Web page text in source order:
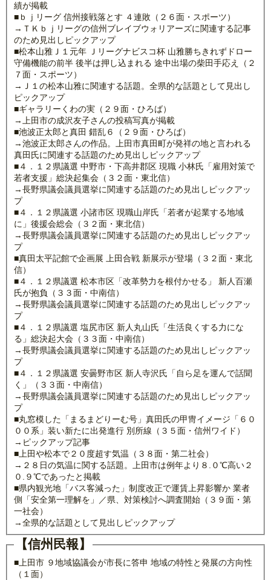
績が掲載
■ｂｊリーグ 信州接戦落とす ４連敗（２６面・スポーツ）
→ＴＫｂｊリーグの信州ブレイブウォリアーズに関連する記事
のため見出しピックアップ
■松本山雅Ｊ１元年 Ｊリーグナビスコ杯 山雅勝ちきれずドロー
守備機能の前半 後半は押し込まれる 途中出場の柴田手応え（２
７面・スポーツ）
→Ｊ１の松本山雅に関連する話題。全県的な話題として見出し
ピックアップ
■ギャラリーくわの実（２９面・ひろば）
→上田市の成沢友子さんの投稿写真が掲載
■池波正太郎と真田 錯乱６（２９面・ひろば）
→池波正太郎さんの作品。上田市真田町が発祥の地と言われる
真田氏に関連する話題のため見出しピックアップ
■４．１２県議選 中野市・下高井郡区 現職 小林氏「雇用対策で
若者支援」総決起集会（３２面・東北信）
→長野県議会議員選挙に関連する話題のため見出しピックアッ
プ
■４．１２県議選 小諸市区 現職山岸氏「若者が起業する地域
に」後援会総会（３２面・東北信）
→長野県議会議員選挙に関連する話題のため見出しピックアッ
プ
■真田太平記館で企画展 上田合戦 新展示が登場（３２面・東北
信）
■４．１２県議選 松本市区「改革勢力を根付かせる」 新人百瀬
氏が抱負（３３面・中南信）
→長野県議会議員選挙に関連する話題のため見出しピックアッ
プ
■４．１２県議選 塩尻市区 新人丸山氏「生活良くする力にな
る」総決起大会（３３面・中南信）
→長野県議会議員選挙に関連する話題のため見出しピックアッ
プ
■４．１２県議選 安曇野市区 新人寺沢氏「自ら足を運んで話聞
く」（３３面・中南信）
→長野県議会議員選挙に関連する話題のため見出しピックアッ
プ
■丸窓模した「まるまどりーむ号」真田氏の甲冑イメージ「６０
００系」装い新たに出発進行 別所線（３５面・信州ワイド）
→ピックアップ記事
■上田や松本で２０度超す気温（３８面・第二社会）
→２８日の気温に関する話題。上田市は例年より８.０℃高い２
０.９℃であったと掲載
■県内観光地「バス客減った」制度改正で運賃上昇影響か 業者
側「安全第一理解を」／県、対策検討へ調査開始（３９面・第
一社会）
→全県的な話題として見出しピックアップ
【信州民報】
■上田市 ９地域協議会が市長に答申 地域の特性と発展の方向性
（１面）